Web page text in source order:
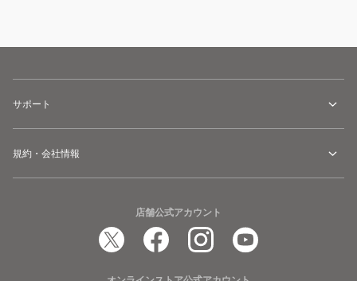
サポート
規約・会社情報
店舗公式アカウント